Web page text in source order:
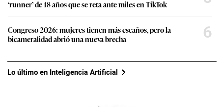
‘runner’ de 18 años que se reta ante miles en TikTok
Congreso 2026: mujeres tienen más escaños, pero la
bicameralidad abrió una nueva brecha
6
Lo último en Inteligencia Artificial